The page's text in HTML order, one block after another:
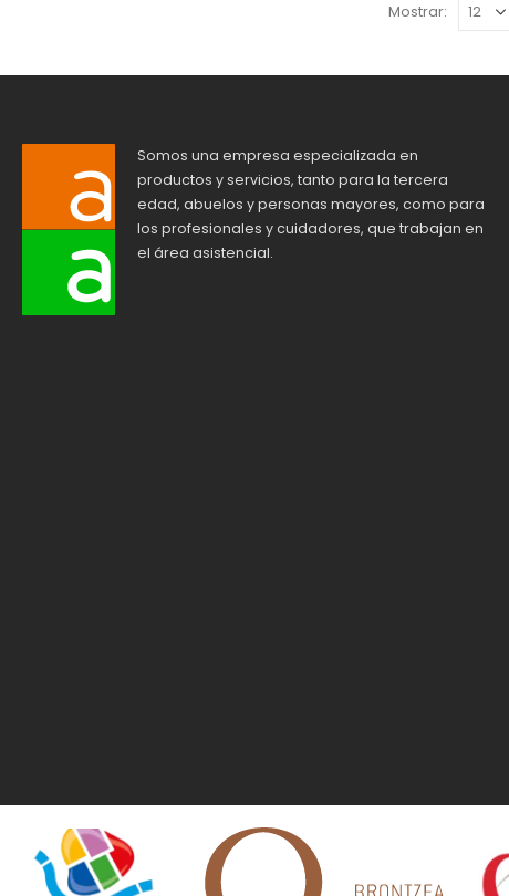
Mostrar:
Somos una empresa especializada en
productos y servicios, tanto para la tercera
edad, abuelos y personas mayores, como para
los profesionales y cuidadores, que trabajan en
el área asistencial.